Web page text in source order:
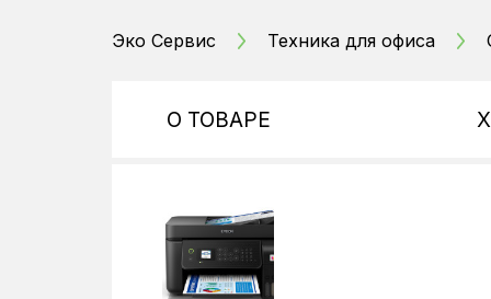
Эко Сервис Техника для офиса
О ТОВАРЕ